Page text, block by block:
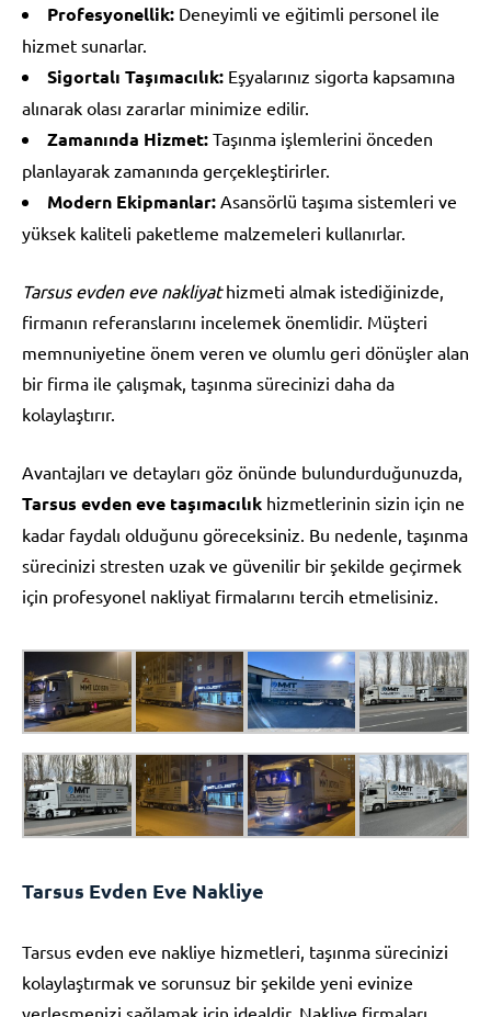
Profesyonellik: Deneyimli ve eğitimli personel ile
hizmet sunarlar.
Sigortalı Taşımacılık: Eşyalarınız sigorta kapsamına
alınarak olası zararlar minimize edilir.
Zamanında Hizmet: Taşınma işlemlerini önceden
planlayarak zamanında gerçekleştirirler.
Modern Ekipmanlar: Asansörlü taşıma sistemleri ve
yüksek kaliteli paketleme malzemeleri kullanırlar.
Tarsus evden eve nakliyathizmeti almak istediğinizde,
firmanın referanslarını incelemek önemlidir. Müşteri
memnuniyetine önem veren ve olumlu geri dönüşler alan
bir firma ile çalışmak, taşınma sürecinizi daha da
kolaylaştırır.
Avantajları ve detayları göz önünde bulundurduğunuzda,
Tarsus evden eve taşımacılık hizmetlerinin sizin için ne
kadar faydalı olduğunu göreceksiniz. Bu nedenle, taşınma
sürecinizi stresten uzak ve güvenilir bir şekilde geçirmek
için profesyonel nakliyat firmalarını tercih etmelisiniz.
Tarsus Evden Eve Nakliye
Tarsus evden eve nakliye hizmetleri, taşınma sürecinizi
kolaylaştırmak ve sorunsuz bir şekilde yeni evinize
yerleşmenizi sağlamak için idealdir. Nakliye firmaları,